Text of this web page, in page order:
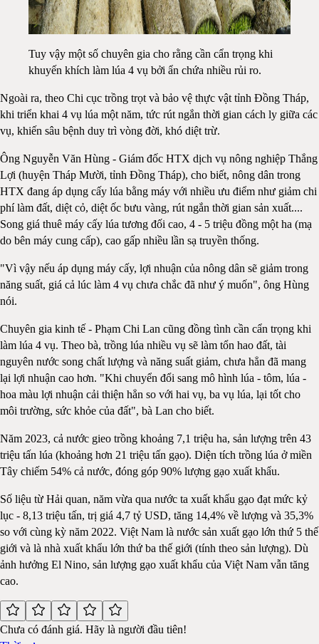
Tuy vậy một số chuyên gia cho rằng cần cẩn trọng khi
khuyến khích làm lúa 4 vụ bởi ẩn chứa nhiều rủi ro.
Ngoài ra, theo Chi cục trồng trọt và bảo vệ thực vật tỉnh Đồng Tháp,
khi triển khai 4 vụ lúa một năm, tức rút ngắn thời gian cách ly giữa các
vụ, khiến sâu bệnh duy trì vòng đời, khó diệt trừ.
Ông Nguyễn Văn Hùng - Giám đốc HTX dịch vụ nông nghiệp Thắng
Lợi (huyện Tháp Mười, tỉnh Đồng Tháp), cho biết, nông dân trong
HTX đang áp dụng cấy lúa bằng máy với nhiều ưu điểm như giảm chi
phí làm đất, diệt cỏ, diệt ốc bưu vàng, rút ngắn thời gian sản xuất....
Song giá thuê máy cấy lúa tương đối cao, 4 - 5 triệu đồng một ha (mạ
do bên máy cung cấp), cao gấp nhiều lần sạ truyền thống.
"Vì vậy nếu áp dụng máy cấy, lợi nhuận của nông dân sẽ giảm trong
năng suất, giá cả lúc làm 4 vụ chưa chắc đã như ý muốn", ông Hùng
nói.
Chuyên gia kinh tế - Phạm Chi Lan cũng đồng tình cần cẩn trọng khi
làm lúa 4 vụ. Theo bà, trồng lúa nhiều vụ sẽ làm tổn hao đất, tài
nguyên nước song chất lượng và năng suất giảm, chưa hẳn đã mang
lại lợi nhuận cao hơn. "Khi chuyển đổi sang mô hình lúa - tôm, lúa -
hoa màu lợi nhuận cải thiện hẳn so với hai vụ, ba vụ lúa, lại tốt cho
môi trường, sức khỏe của đất", bà Lan cho biết.
Năm 2023, cả nước gieo trồng khoảng 7,1 triệu ha, sản lượng trên 43
triệu tấn lúa (khoảng hơn 21 triệu tấn gạo). Diện tích trồng lúa ở miền
Tây chiếm 54% cả nước, đóng góp 90% lượng gạo xuất khẩu.
Số liệu từ Hải quan, năm vừa qua nước ta xuất khẩu gạo đạt mức kỷ
lục - 8,13 triệu tấn, trị giá 4,7 tỷ USD, tăng 14,4% về lượng và 35,3%
so với cùng kỳ năm 2022. Việt Nam là nước sản xuất gạo lớn thứ 5 thế
giới và là nhà xuất khẩu lớn thứ ba thế giới (tính theo sản lượng). Dù
ảnh hưởng El Nino, sản lượng gạo xuất khẩu của Việt Nam vẫn tăng
cao.
Chưa có đánh giá. Hãy là người đầu tiên!